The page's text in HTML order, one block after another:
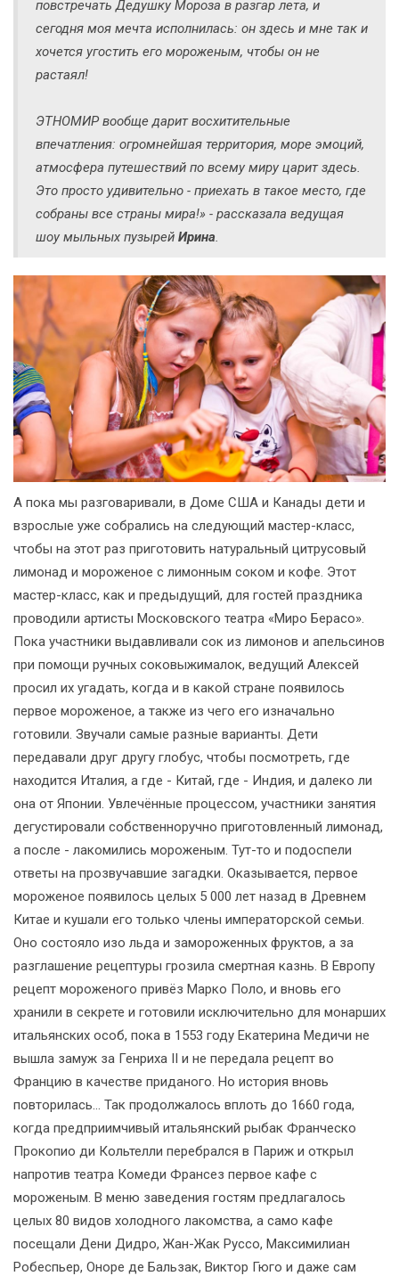
повстречать Дедушку Мороза в разгар лета, и
сегодня моя мечта исполнилась: он здесь и мне так и
хочется угостить его мороженым, чтобы он не
растаял!
ЭТНОМИР вообще дарит восхитительные
впечатления: огромнейшая территория, море эмоций,
атмосфера путешествий по всему миру царит здесь.
Это просто удивительно - приехать в такое место, где
собраны все страны мира!» - рассказала ведущая
шоу мыльных пузырей Ирина.
А пока мы разговаривали, в Доме США и Канады дети и
взрослые уже собрались на следующий мастер-класс,
чтобы на этот раз приготовить натуральный цитрусовый
лимонад и мороженое с лимонным соком и кофе. Этот
мастер-класс, как и предыдущий, для гостей праздника
проводили артисты Московского театра «Миро Берасо».
Пока участники выдавливали сок из лимонов и апельсинов
при помощи ручных соковыжималок, ведущий Алексей
просил их угадать, когда и в какой стране появилось
первое мороженое, а также из чего его изначально
готовили. Звучали самые разные варианты. Дети
передавали друг другу глобус, чтобы посмотреть, где
находится Италия, а где - Китай, где - Индия, и далеко ли
она от Японии. Увлечённые процессом, участники занятия
дегустировали собственноручно приготовленный лимонад,
а после - лакомились мороженым. Тут-то и подоспели
ответы на прозвучавшие загадки. Оказывается, первое
мороженое появилось целых 5 000 лет назад в Древнем
Китае и кушали его только члены императорской семьи.
Оно состояло изо льда и замороженных фруктов, а за
разглашение рецептуры грозила смертная казнь. В Европу
рецепт мороженого привёз Марко Поло, и вновь его
хранили в секрете и готовили исключительно для монарших
итальянских особ, пока в 1553 году Екатерина Медичи не
вышла замуж за Генриха II и не передала рецепт во
Францию в качестве приданого. Но история вновь
повторилась… Так продолжалось вплоть до 1660 года,
когда предприимчивый итальянский рыбак Франческо
Прокопио ди Кольтелли перебрался в Париж и открыл
напротив театра Комеди Франсез первое кафе с
мороженым. В меню заведения гостям предлагалось
целых 80 видов холодного лакомства, а само кафе
посещали Дени Дидро, Жан-Жак Руссо, Максимилиан
Робеспьер, Оноре де Бальзак, Виктор Гюго и даже сам